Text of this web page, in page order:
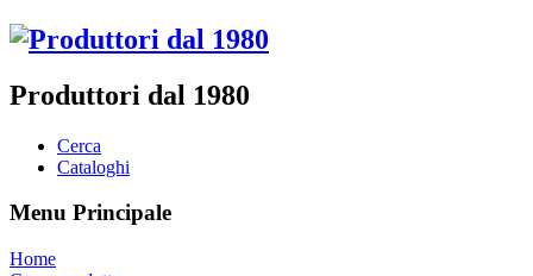
Produttori dal 1980
Cerca
Cataloghi
Menu Principale
Home